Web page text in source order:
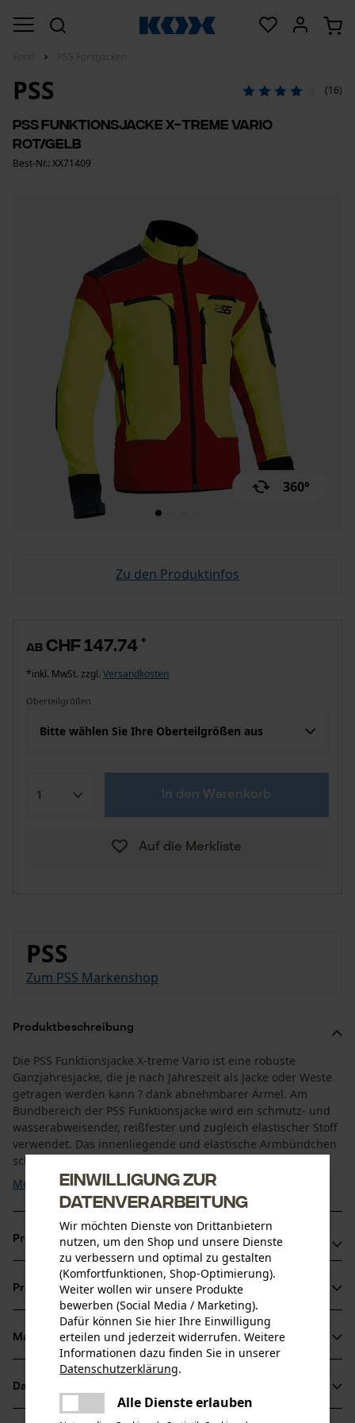
360°
PSS (16)
PSS Funktionsjacke X-treme Vario
Rot/Gelb
Best-Nr.: XX71409
Zu den Produktinfos
ab CHF 147.74 *
*inkl. MwSt. zzgl. Versandkosten
Oberteilgrößen
Bitte wählen Sie Ihre Oberteilgrößen aus
In den Warenkorb
Auf die Merkliste
PSS
Zum PSS Markenshop
Produktbeschreibung
Die PSS Funktionsjacke X-treme Vario ist eine robuste
Ganzjahresjacke, die je nach Jahreszeit als Jacke oder Weste
getragen werden kann ? dank abnehmbarer Ärmel. Am
Bundbereich der PSS Funktionsjacke wird ein schmutz- und
wasserabweisender, reißfester und zugleich elastischer Stoff
verwendet. Das innenliegende und elastische Armbündchen
schützt Sie vor Schmutz und ist außen mit ...
Mehr anzeigen
Produktvorteile
Den optimalen Bewegungskomfort beim Tragen der PSS
Funktionsjacke garantiert der verarbeitete Stretch-Stoff,
so erhalten Sie Leichtigkeit und Anpassungsfähigkeit
PSS Funktionsjacke mit 3M Reflektoren für bessere
Sichtbarkeit
Die Kevlarbesätze an Schultern und Ellenbogen geben der
PSS Funktionsjacke Stabilität an den stark beanspruchten
Produktinformationen
Produktdetails
Ärmeltyp
Langarm abnehmbar
Material & Pflege
Material
Datenblätter
Produktsicherheitsdatenblatt (PDF)
Einwilligung zur
Datenverarbeitung
Wir möchten Dienste von Drittanbietern
nutzen, um den Shop und unsere Dienste
zu verbessern und optimal zu gestalten
(Komfortfunktionen, Shop-Optimierung).
Weiter wollen wir unsere Produkte
bewerben (Social Media / Marketing).
Dafür können Sie hier Ihre Einwilligung
erteilen und jederzeit widerrufen. Weitere
Informationen dazu finden Sie in unserer
Datenschutzerklärung.
Alle Dienste erlauben
Es ist ein Fehler aufgetreten. Bitte
versuchen Sie es erneut.